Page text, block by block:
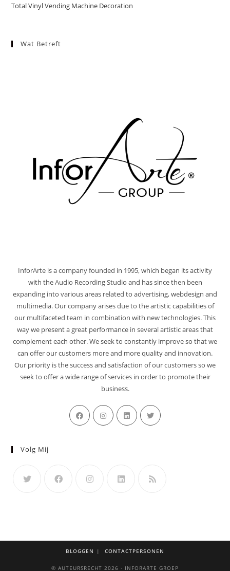
Total Vinyl Vending Machine Decoration
Wat Betreft
InforArte is a company founded in 1995,which began its activity
with the Audio Recording Studio and has since then been
expanding into various areas related to advertising,webdesign and
multimedia.Our company arises due to the artistic capabilities of
our multifaceted team in combination with new technologies.This
way we present a great performance in several artistic areas that
complement each other.We seek to constantly improve so that we
can offer our customers more and more quality and innovation.
Our priority is the success and satisfaction of our customers so we
seek to offer a wide range of services in order to promote their
business.
Volg Mij
BLOGGEN CONTACTPERSONEN
© AUTEURSRECHT 2026 · INFORARTE GROEP